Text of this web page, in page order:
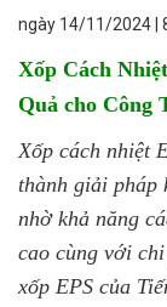
ngày 14/11/2024 |
Xốp Cách
Quả cho Công
Xốp cách nhiệt
thành giải pháp
nhờ khả năng
cao cùng với
xốp EPS của